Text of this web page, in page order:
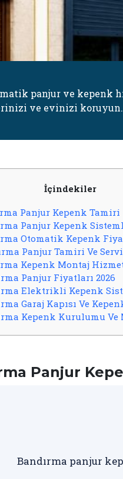
panjur ve kepenk
ve evinizi koruyun.
İçindekiler
Panjur Kepenk Tamiri
Panjur Kepenk
Otomatik Kepenk
Panjur Tamiri Ve
Kepenk Montaj
Panjur Fiyatları 2026
Elektrikli Kepenk
Garaj Kapısı Ve
Kepenk Kurulumu Ve
Panjur
Bandırma panjur